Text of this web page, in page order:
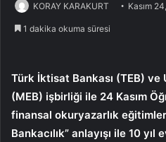
KORAY KARAKURT Kasım
1 dakika okuma süresi
Türk İktisat Bankası (TEB) ve
(MEB) işbirliği ile 24 Kasım
finansal okuryazarlık
Bankacılık” anlayışı ile 10 yıl